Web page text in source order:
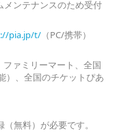
ンテナンスのため受付
pia.jp/t/ （PC/携帯）
ァミリーマート、全国
）、全国のチケットぴあ
無料）が必要です。